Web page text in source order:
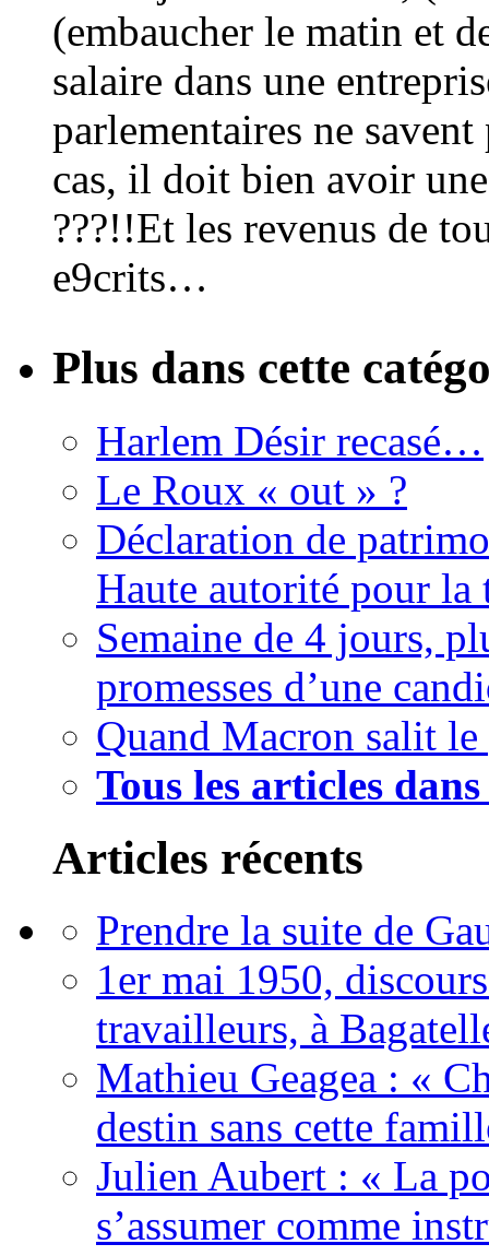
(embaucher le matin et
salaire dans une
parlementaires ne
cas, il doit bien avoir
???!!Et les revenus de
e9crits…
Plus dans cette
Harlem Désir recasé…
Le Roux « out » ?
Déclaration de
Haute autorité pour la
Semaine de 4 jours,
promesses d’une
Quand Macron salit le
Tous les articles
Articles récents
Prendre la suite de
1er mai 1950,
travailleurs, à
Mathieu Geagea : «
destin sans cette
Julien Aubert : « La
s’assumer comme